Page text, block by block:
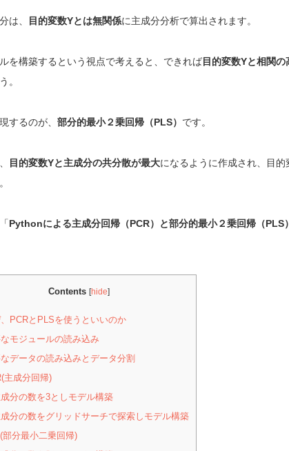
は、 目的変数Yとは無関係に主成分分析で算出されます。
を構築するという視点で考えると、できれば目的変数Yと相関
。
するのが、 部分的最小２乗回帰（PLS） です。
目的変数Yと主成分の共分散が最大になるように作成され、目
Pythonによる主成分回帰（PCR）と部分的最小２乗回帰（PLS）
Contents [hide]
PCRとPLSを使うといいのか
モジュールの読み込み
データの読み込みとデータ分割
主成分回帰)
分の数を3としモデル構築
分の数をグリッドサーチで探索しモデル構築
部分最小二乗回帰)